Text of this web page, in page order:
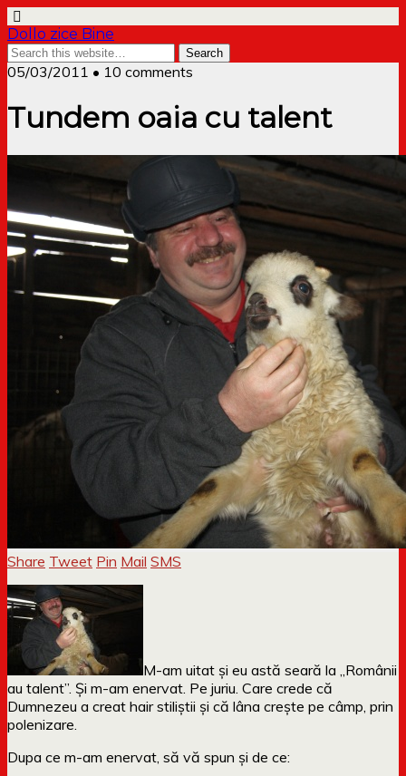
Dollo zice Bine
05/03/2011 • 10 comments
Tundem oaia cu talent
Share Tweet Pin Mail SMS
M-am uitat și eu astă seară la „Românii
au talent”. Și m-am enervat. Pe juriu. Care crede că
Dumnezeu a creat hair stiliștii și că lâna crește pe câmp, prin
polenizare.
Dupa ce m-am enervat, să vă spun și de ce: